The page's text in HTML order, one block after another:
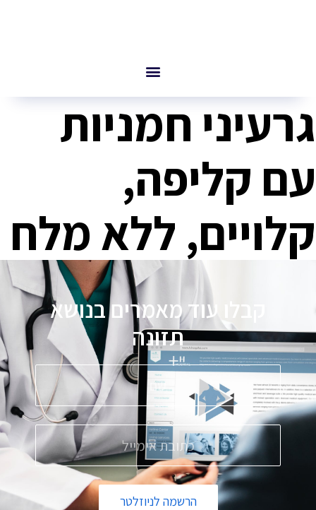
גרעיני חמניות
עם קליפה,
קלויים, ללא מלח
קבלו עוד מאמרים בנושא
תזונה
הרשמה לניוזלטר